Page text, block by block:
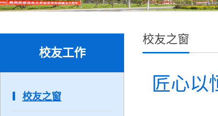
校友工作
校友之窗
校友之窗
匠心